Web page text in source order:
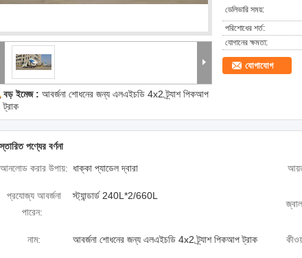
বড় ইমেজ : আবর্জনা শোধনের জন্য এলএইচডি 4x2 ট্র্যাশ পিকআপ
ট্রাক
ডেলিভারি সময়:
পরিশোধের শর্ত:
যোগানের ক্ষমতা:
যোগাযোগ
পণ্যের বর্ণনা
আনলোড করার উপায়: ধাক্কা প্যাডেল দ্বারা
প্রযোজ্য আবর্জনা
পারেন:
স্ট্যান্ডার্ড 240L*2/660L
নাম: আবর্জনা শোধনের জন্য এলএইচডি 4x2 ট্র্যাশ পিকআপ ট্রাক